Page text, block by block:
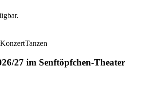
KonzertTanzen
27 im Senftöpfchen-Theater